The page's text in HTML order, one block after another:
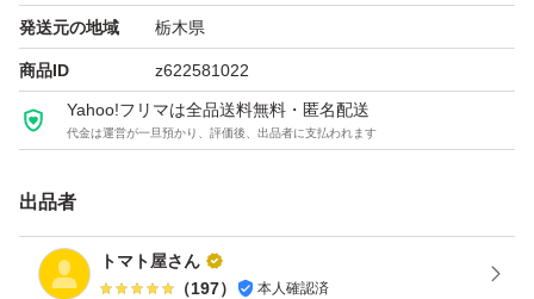
地上部では、トマトの光合成能力を最大限に活かすために
温度はもちろんのこと、湿度、二酸化炭素濃度も一番いい
状態が保てるようにコンピューターにてコントロールして
おります。
地下部では水捌けが良いヤシガラ培地を使用し、培地内水
分量、肥料濃度、ph値も毎日管理しております。
発送元の地域 栃木県
商品ID z622581022
Yahoo!フリマは全品送料無料・匿名配送
代金は運営が一旦預かり、評価後、出品者に支払われます
出品者
トマト屋さん
（197） 本人確認済